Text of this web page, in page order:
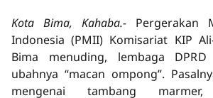
Kota Bima, Kahaba.- Pergerakan
Indonesia (PMII) Komisariat KIP
Bima menuding, lembaga
ubahnya “macan ompong”.
mengenai tambang